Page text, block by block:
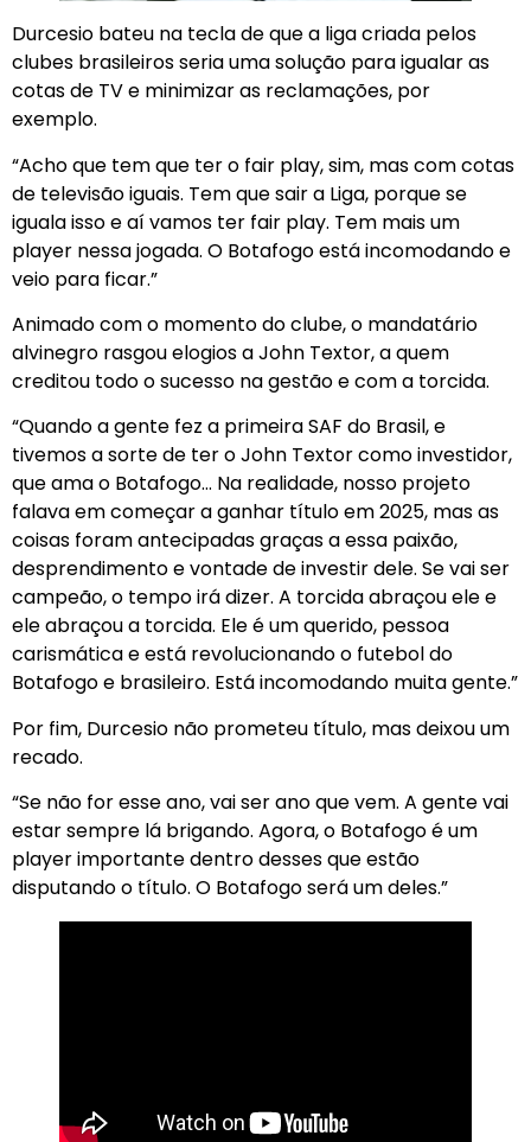
Durcesio bateu na tecla de que a liga criada pelos
clubes brasileiros seria uma solução para igualar as
cotas de TV e minimizar as reclamações, por
exemplo.
“Acho que tem que ter o fair play, sim, mas com cotas
de televisão iguais. Tem que sair a Liga, porque se
iguala isso e aí vamos ter fair play. Tem mais um
player nessa jogada. O Botafogo está incomodando e
veio para ficar.”
Animado com o momento do clube, o mandatário
alvinegro rasgou elogios a John Textor, a quem
creditou todo o sucesso na gestão e com a torcida.
“Quando a gente fez a primeira SAF do Brasil, e
tivemos a sorte de ter o John Textor como investidor,
que ama o Botafogo… Na realidade, nosso projeto
falava em começar a ganhar título em 2025, mas as
coisas foram antecipadas graças a essa paixão,
desprendimento e vontade de investir dele. Se vai ser
campeão, o tempo irá dizer. A torcida abraçou ele e
ele abraçou a torcida. Ele é um querido, pessoa
carismática e está revolucionando o futebol do
Botafogo e brasileiro. Está incomodando muita gente.”
Por fim, Durcesio não prometeu título, mas deixou um
recado.
“Se não for esse ano, vai ser ano que vem. A gente vai
estar sempre lá brigando. Agora, o Botafogo é um
player importante dentro desses que estão
disputando o título. O Botafogo será um deles.”